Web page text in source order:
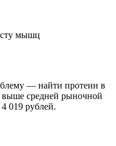
мышц
— найти протеин в
выше средней рыночной
019 рублей.